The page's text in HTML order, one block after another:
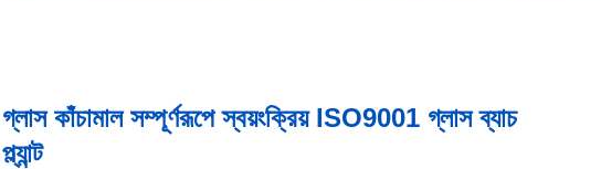
গ্লাস কাঁচামাল সম্পূর্ণরূপে স্বয়ংক্রিয় ISO9001 গ্লাস ব্যাচ
প্ল্যান্ট